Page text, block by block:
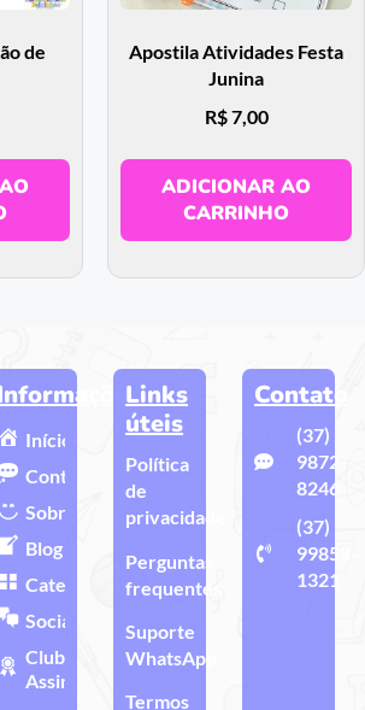
de
Apostila Atividades Festa
Junina
R$7,00
ADICIONAR AO
CARRINHO
Início
Contato
Sobre
Blog
Categorias
Sociais
Clube de
Assinatura
Links
úteis
Política
de
privacidade
Perguntas
frequentes
Suporte
WhatsApp
Termos
Contato
(37)
9872-
8246
(37)
99858-
1321